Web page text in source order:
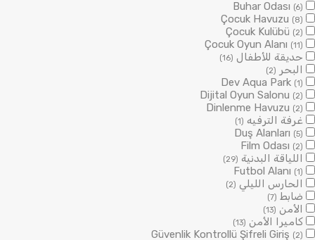
Buhar Odası (6)
Çocuk Havuzu (8)
Çocuk Kulübü (2)
Çocuk Oyun Alanı (11)
حديقة للأطفال (16)
البحر (2)
Dev Aqua Park (1)
Dijital Oyun Salonu (2)
Dinlenme Havuzu (2)
غرفة الترفيه (1)
Duş Alanları (5)
Film Odası (2)
اللياقة البدنية (29)
Futbol Alanı (1)
الحارس الليلي (2)
ضابط (7)
الأمن (13)
كاميرا الأمن (13)
Güvenlik Kontrollü Şifreli Giriş (2)